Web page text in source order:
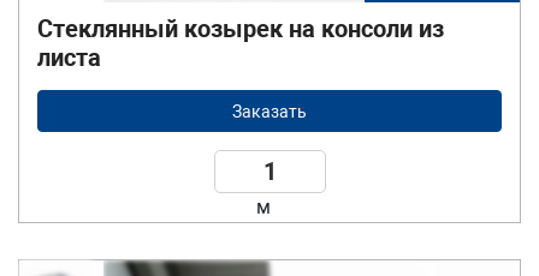
Стеклянный козырек на консоли из
листа
Заказать
м